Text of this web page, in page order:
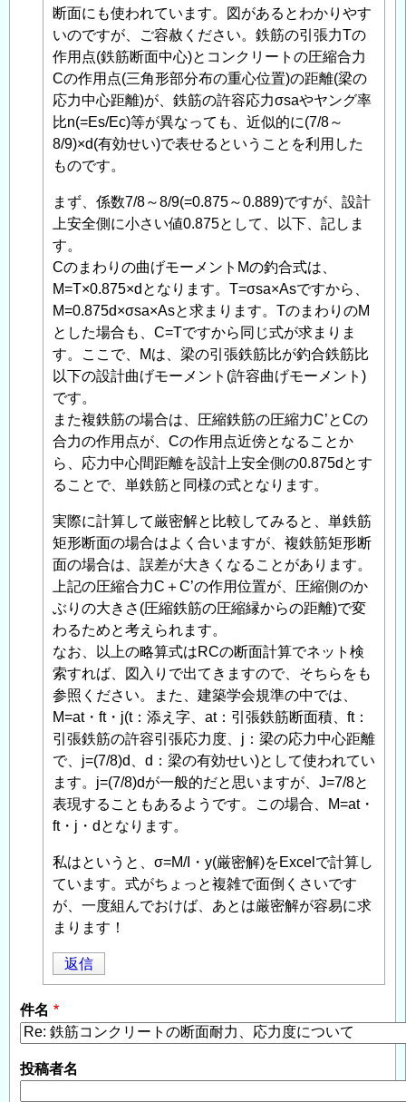
者
に
よ
る
「Re:
鉄
筋
コ
ク
リ
ー
ト
の
断
面
耐
力、
応
力
度
に
つ
い
て」
へ
の
返
信
断面にも使われています。図があるとわかりやす
いのですが、ご容赦ください。鉄筋の引張力Tの
作用点(鉄筋断面中心)とコンクリートの圧縮合力
Cの作用点(三角形部分布の重心位置)の距離(梁の
応力中心距離)が、鉄筋の許容応力σsaやヤング率
比n(=Es/Ec)等が異なっても、近似的に(7/8～
8/9)×d(有効せい)で表せるということを利用した
ものです。
まず、係数7/8～8/9(=0.875～0.889)ですが、設計
上安全側に小さい値0.875として、以下、記しま
す。
Cのまわりの曲げモーメントMの釣合式は、
M=T×0.875×dとなります。T=σsa×Asですから、
M=0.875d×σsa×Asと求まります。TのまわりのM
とした場合も、C=Tですから同じ式が求まりま
す。ここで、Mは、梁の引張鉄筋比が釣合鉄筋比
以下の設計曲げモーメント(許容曲げモーメント)
です。
また複鉄筋の場合は、圧縮鉄筋の圧縮力C’とCの
合力の作用点が、Cの作用点近傍となることか
ら、応力中心間距離を設計上安全側の0.875dとす
ることで、単鉄筋と同様の式となります。
実際に計算して厳密解と比較してみると、単鉄筋
矩形断面の場合はよく合いますが、複鉄筋矩形断
面の場合は、誤差が大きくなることがあります。
上記の圧縮合力C＋C’の作用位置が、圧縮側のか
ぶりの大きさ(圧縮鉄筋の圧縮縁からの距離)で変
わるためと考えられます。
なお、以上の略算式はRCの断面計算でネット検
索すれば、図入りで出てきますので、そちらをも
参照ください。また、建築学会規準の中では、
M=at・ft・j(t：添え字、at：引張鉄筋断面積、ft：
引張鉄筋の許容引張応力度、j：梁の応力中心距離
で、j=(7/8)d、d：梁の有効せい)として使われてい
ます。j=(7/8)dが一般的だと思いますが、J=7/8と
表現することもあるようです。この場合、M=at・
ft・j・dとなります。
私はというと、σ=M/I・y(厳密解)をExcelで計算し
ています。式がちょっと複雑で面倒くさいです
が、一度組んでおけば、あとは厳密解が容易に求
まります！
返信
件名
投稿者名